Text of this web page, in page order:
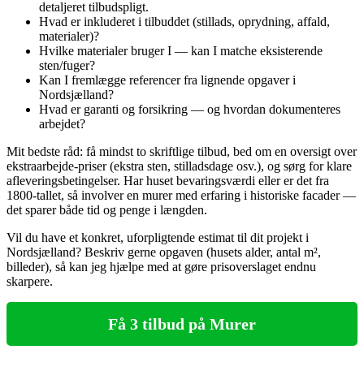
detaljeret tilbudspligt.
Hvad er inkluderet i tilbuddet (stillads, oprydning, affald,
materialer)?
Hvilke materialer bruger I — kan I matche eksisterende
sten/fuger?
Kan I fremlægge referencer fra lignende opgaver i
Nordsjælland?
Hvad er garanti og forsikring — og hvordan dokumenteres
arbejdet?
Mit bedste råd: få mindst to skriftlige tilbud, bed om en oversigt over
ekstraarbejde-priser (ekstra sten, stilladsdage osv.), og sørg for klare
afleveringsbetingelser. Har huset bevaringsværdi eller er det fra
1800‑tallet, så involver en murer med erfaring i historiske facader —
det sparer både tid og penge i længden.
Vil du have et konkret, uforpligtende estimat til dit projekt i
Nordsjælland? Beskriv gerne opgaven (husets alder, antal m²,
billeder), så kan jeg hjælpe med at gøre prisoverslaget endnu
skarpere.
Få 3 tilbud på Murer